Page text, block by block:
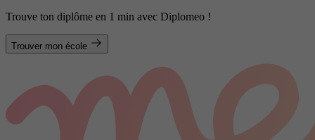
Trouve ton diplôme en 1 min avec Diplomeo !
Trouver mon école